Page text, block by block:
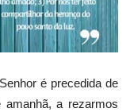
é precedida de
a rezarmos